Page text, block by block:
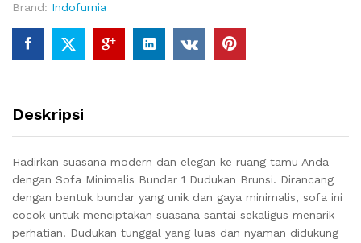
Brand: Indofurnia
Deskripsi
Hadirkan suasana modern dan elegan ke ruang tamu Anda
dengan Sofa Minimalis Bundar 1 Dudukan Brunsi. Dirancang
dengan bentuk bundar yang unik dan gaya minimalis, sofa ini
cocok untuk menciptakan suasana santai sekaligus menarik
perhatian. Dudukan tunggal yang luas dan nyaman didukung